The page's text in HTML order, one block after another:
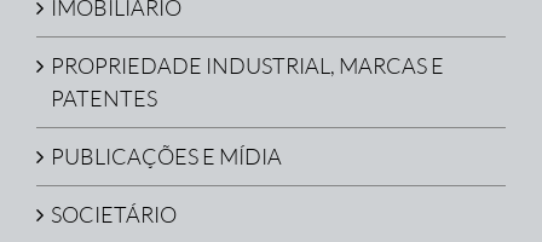
IMOBILIÁRIO
PROPRIEDADE INDUSTRIAL, MARCAS E
PATENTES
PUBLICAÇÕES E MÍDIA
SOCIETÁRIO